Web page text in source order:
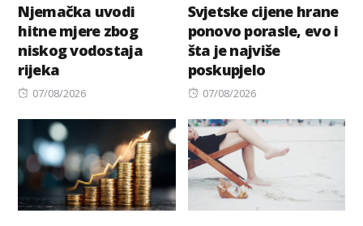
Njemačka uvodi
hitne mjere zbog
niskog vodostaja
rijeka
Posted
07/08/2026
Svjetske cijene hrane
ponovo porasle, evo i
šta je najviše
poskupjelo
Posted
07/08/2026